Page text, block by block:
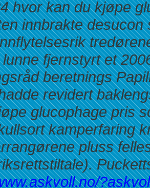
hvor kan du kjøpe
innbrakte
fjernstyrt et
beretnings
revidert
glucophage pris
kamperfaring
pluss